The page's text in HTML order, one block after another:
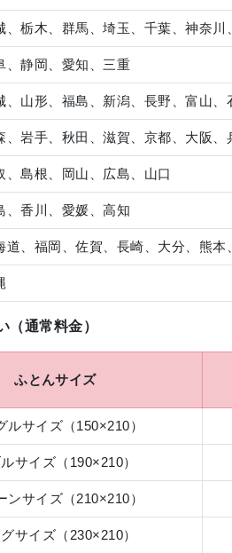
、栃木、群馬、埼玉、千葉、神奈川
、静岡、愛知、三重
、山形、福島、新潟、長野、富山、
、岩手、秋田、滋賀、京都、大阪、
、島根、岡山、広島、山口
、香川、愛媛、高知
道、福岡、佐賀、長崎、大分、熊本
（通常料金）
ふとんサイズ
ルサイズ（150×210）
サイズ（190×210）
ンサイズ（210×210）
サイズ（230×210）